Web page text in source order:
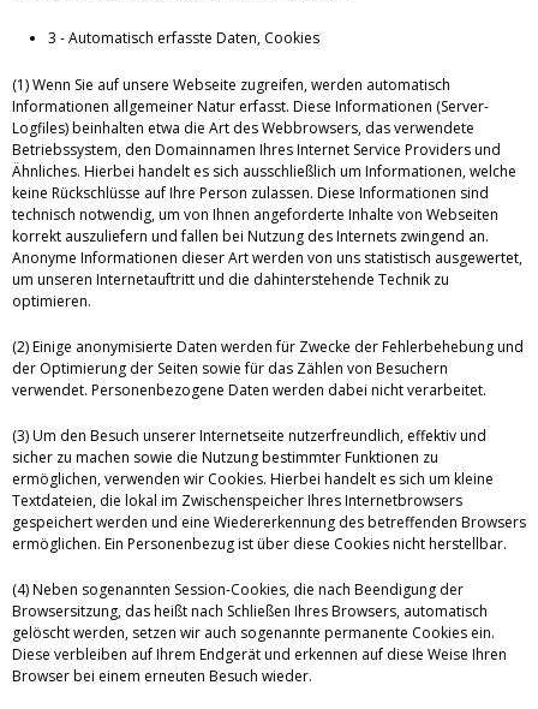
3 - Automatisch erfasste Daten, Cookies
(1) Wenn Sie auf unsere Webseite zugreifen, werden automatisch
Informationen allgemeiner Natur erfasst. Diese Informationen (Server-
Logfiles) beinhalten etwa die Art des Webbrowsers, das verwendete
Betriebssystem, den Domainnamen Ihres Internet Service Providers und
Ähnliches. Hierbei handelt es sich ausschließlich um Informationen, welche
keine Rückschlüsse auf Ihre Person zulassen. Diese Informationen sind
technisch notwendig, um von Ihnen angeforderte Inhalte von Webseiten
korrekt auszuliefern und fallen bei Nutzung des Internets zwingend an.
Anonyme Informationen dieser Art werden von uns statistisch ausgewertet,
um unseren Internetauftritt und die dahinterstehende Technik zu
optimieren.
(2) Einige anonymisierte Daten werden für Zwecke der Fehlerbehebung und
der Optimierung der Seiten sowie für das Zählen von Besuchern
verwendet. Personenbezogene Daten werden dabei nicht verarbeitet.
(3) Um den Besuch unserer Internetseite nutzerfreundlich, effektiv und
sicher zu machen sowie die Nutzung bestimmter Funktionen zu
ermöglichen, verwenden wir Cookies. Hierbei handelt es sich um kleine
Textdateien, die lokal im Zwischenspeicher Ihres Internetbrowsers
gespeichert werden und eine Wiedererkennung des betreffenden Browsers
ermöglichen. Ein Personenbezug ist über diese Cookies nicht herstellbar.
(4) Neben sogenannten Session-Cookies, die nach Beendigung der
Browsersitzung, das heißt nach Schließen Ihres Browsers, automatisch
gelöscht werden, setzen wir auch sogenannte permanente Cookies ein.
Diese verbleiben auf Ihrem Endgerät und erkennen auf diese Weise Ihren
Browser bei einem erneuten Besuch wieder.